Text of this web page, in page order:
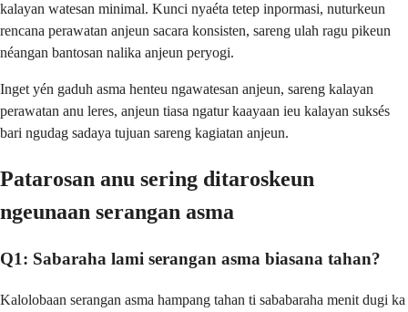
kalayan watesan minimal. Kunci nyaéta tetep inpormasi, nuturkeun
rencana perawatan anjeun sacara konsisten, sareng ulah ragu pikeun
néangan bantosan nalika anjeun peryogi.
Inget yén gaduh asma henteu ngawatesan anjeun, sareng kalayan
perawatan anu leres, anjeun tiasa ngatur kaayaan ieu kalayan suksés
bari ngudag sadaya tujuan sareng kagiatan anjeun.
Patarosan anu sering ditaroskeun
ngeunaan serangan asma
Q1: Sabaraha lami serangan asma biasana tahan?
Kalolobaan serangan asma hampang tahan ti sababaraha menit dugi ka